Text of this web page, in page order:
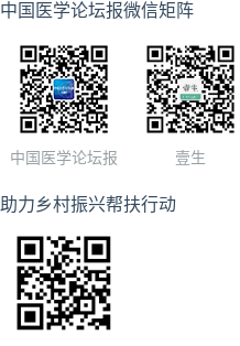
中国医学论坛报微信矩阵
中国医学论坛报 壹生
助力乡村振兴帮扶行动